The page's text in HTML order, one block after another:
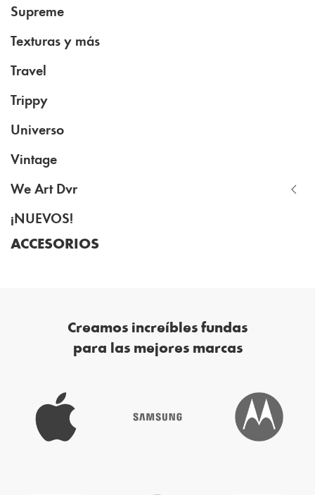
Supreme
Texturas y más
Travel
Trippy
Universo
Vintage
We Art Dvr
¡NUEVOS!
ACCESORIOS
Creamos increíbles fundas
para las mejores marcas